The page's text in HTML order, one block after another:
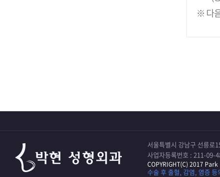
※ 다
서울특별시 강남구 선릉로
사업자등록번호 : 211-09-
COPYRIGHT(C) 2017
수술 후 출혈, 감염, 염증